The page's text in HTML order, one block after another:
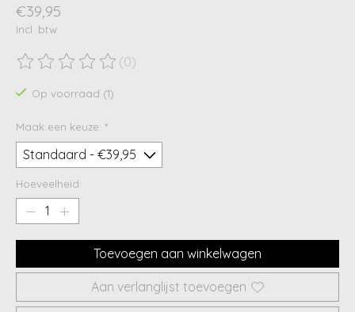
€39,95
Incl. btw
De beoordeling van dit product is
(0)
Op voorraad (1)
Maak een keuze: *
Hoeveelheid:
Toevoegen aan winkelwagen
Aan verlanglijst toevoegen